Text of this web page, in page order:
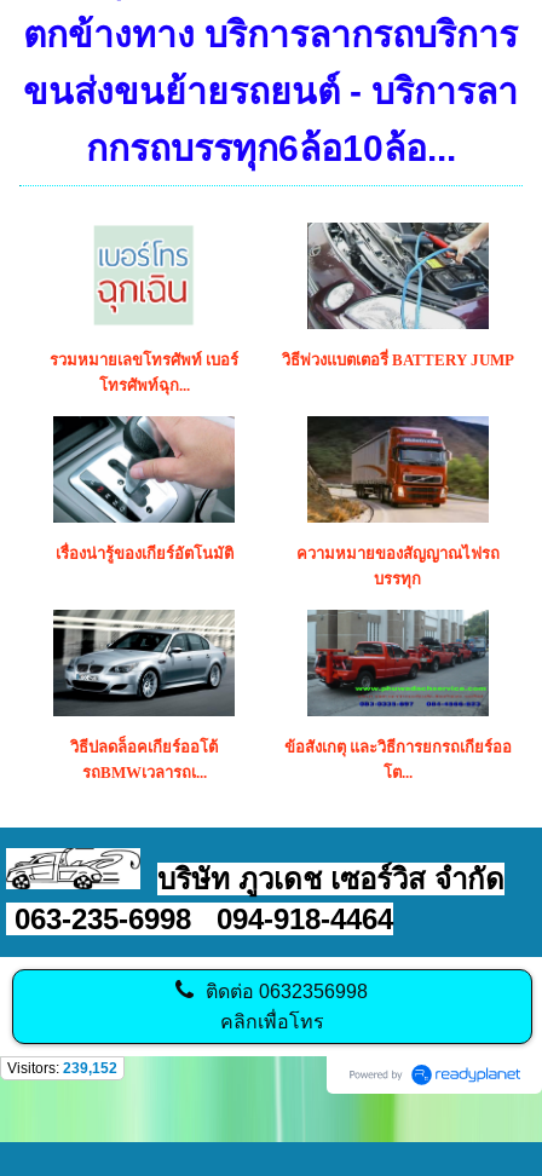
ตกข้างทาง บริการลากรถบริการ
ขนส่งขนย้ายรถยนต์ - บริการลา
กกรถบรรทุก6ล้อ10ล้อ...
รวมหมายเลขโทรศัพท์ เบอร์
โทรศัพท์ฉุก...
วิธีพ่วงแบตเตอรี่ BATTERY JUMP
เรื่องน่ารู้ของเกียร์อัตโนมัติ
ความหมายของสัญญาณไฟรถ
บรรทุก
วิธีปลดล็อคเกียร์ออโต้
รถBMWเวลารถเ...
ข้อสังเกตุ และวิธีการยกรถเกียร์ออ
โต...
บริษัท ภูวเดช เซอร์วิส จำกัด
063-235-6998 094-918-4464
ติดต่อ0632356998
คลิกเพื่อโทร
Visitors: 239,152